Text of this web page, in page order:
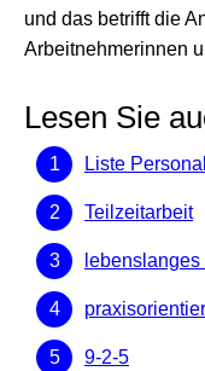
und das betrifft die
Arbeitnehmerinnen
Lesen Sie
Liste Personal
Teilzeitarbeit
lebenslanges
9-2-5